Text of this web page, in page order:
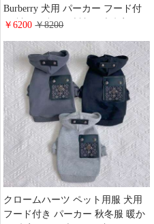
Burberry 犬用 パーカー フード付
き 袖あり 裾リブ 袖リブ 防寒コー
スキー バーバリー レザー ポケッ
ト付き ドッグウエア 可愛い おし
ゃれ
￥6200￥8200
クロームハーツ ペット用服 犬用
フード付き パーカー 秋冬服 暖か